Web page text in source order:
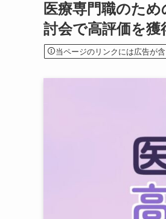
医療専門職のた
討会で高評価を
当ページのリンクには広告が含